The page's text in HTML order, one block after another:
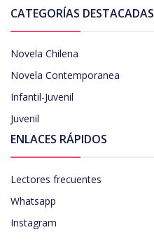
CATEGORÍAS DESTACADAS
Novela Chilena
Novela Contemporanea
Infantil-Juvenil
Juvenil
ENLACES RÁPIDOS
Lectores frecuentes
Whatsapp
Instagram